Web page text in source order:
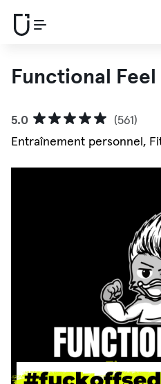
Functional
5.0
(561)
Entraînement personnel,